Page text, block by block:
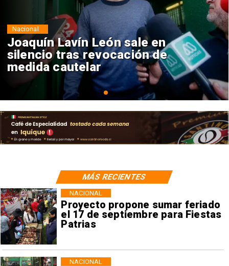
Chile y Venezuela formalizan
reinicio de relaciones
consulares
Nacional
Proyecto propone sumar feriado
el 17 de septiembre para Fiestas
Patrias
NACIONAL
NACIONAL
MÁS RECIENTES